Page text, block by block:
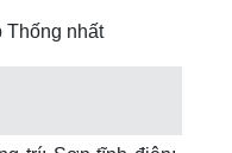
Thống nhất